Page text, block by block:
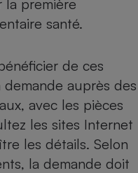
la première
santé.
de ces
auprès des
avec les pièces
les sites Internet
les détails. Selon
la demande doit